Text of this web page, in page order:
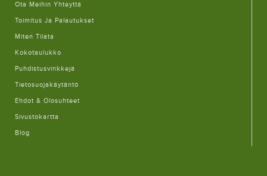
Ota Meihin Yhteyttä
Toimitus Ja Palautukset
Miten Tilata
Kokotaulukko
Puhdistusvinkkejä
Tietosuojakäytäntö
Ehdot & Olosuhteet
Sivustokartta
Blog